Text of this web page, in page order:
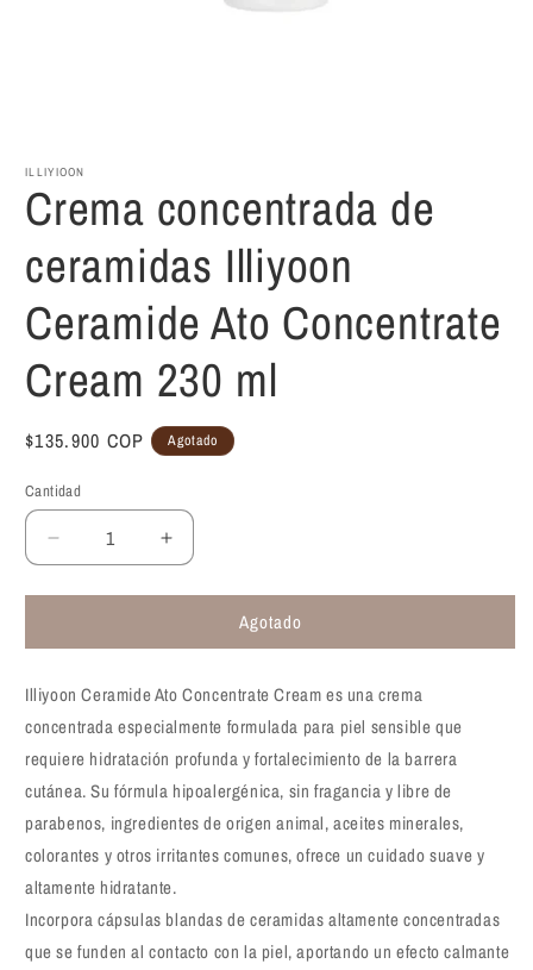
en
una
ventana
ILLIYIOON
Crema concentrada de
ceramidas Illiyoon
Ceramide Ato Concentrate
Cream 230 ml
Precio
$135.900 COP Agotado
Cantidad
Reducir
cantidad
para
concentrada
ceramidas
Illiyoon
Ceramide
Ato
Concentrate
Cream
230
Aumentar
cantidad
para
concentrada
ceramidas
Illiyoon
Ceramide
Ato
Concentrate
Cream
230
Agotado
Illiyoon Ceramide Ato Concentrate Cream es una crema
concentrada especialmente formulada para piel sensible que
requiere hidratación profunda y fortalecimiento de la barrera
cutánea. Su fórmula hipoalergénica, sin fragancia y libre de
parabenos, ingredientes de origen animal, aceites minerales,
colorantes y otros irritantes comunes, ofrece un cuidado suave y
altamente hidratante.
Incorpora cápsulas blandas de ceramidas altamente concentradas
que se funden al contacto con la piel, aportando un efecto calmante